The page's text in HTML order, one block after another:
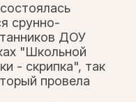
срунно-
ДОУ
"Школьной
- скрипка", так
провела